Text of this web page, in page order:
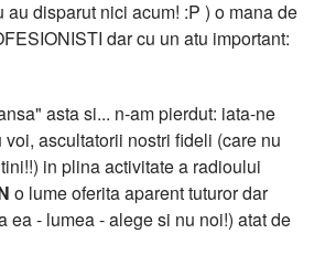
au disparut nici acum! :P ) o mana de
dar cu un atu important:
asta si... n-am pierdut: iata-ne
ascultatorii nostri fideli (care nu
in plina activitate a radioului
o lume oferita aparent tuturor dar
ea - lumea - alege si nu noi!) atat de